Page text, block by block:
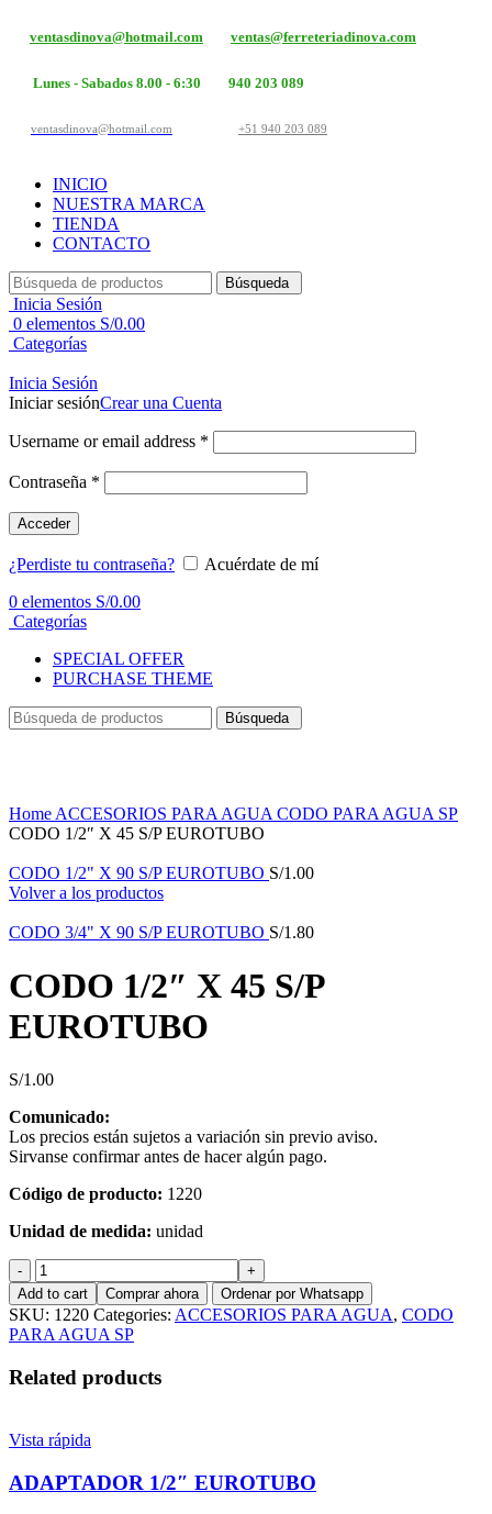
ventasdinova@hotmail.com ventas@ferreteriadinova.com
Lunes - Sabados 8.00 - 6:30 940 203 089
ventasdinova@hotmail.com +51 940 203 089
INICIO
NUESTRA MARCA
TIENDA
CONTACTO
Búsqueda
Inicia Sesión
0 elementos S/0.00
Categorías
Inicia Sesión
Iniciar sesiónCrear una Cuenta
Username or email address *
Contraseña *
Acceder
¿Perdiste tu contraseña?
Acuérdate de mí
0 elementos S/0.00
Categorías
SPECIAL OFFER
PURCHASE THEME
Búsqueda
Home ACCESORIOS PARA AGUA CODO PARA AGUA SP
CODO 1/2″ X 45 S/P EUROTUBO
CODO 1/2" X 90 S/P EUROTUBO S/1.00
Volver a los productos
CODO 3/4" X 90 S/P EUROTUBO S/1.80
CODO 1/2″ X 45 S/P
EUROTUBO
S/1.00
Comunicado:
Los precios están sujetos a variación sin previo aviso.
Sirvanse confirmar antes de hacer algún pago.
Código de producto: 1220
Unidad de medida: unidad
CODO
1/2"
X
45
S/P
EUROTUBO
quantity
Add to cart Comprar ahora Ordenar por Whatsapp
SKU: 1220 Categories: ACCESORIOS PARA AGUA, CODO
PARA AGUA SP
Related products
Vista rápida
ADAPTADOR 1/2″ EUROTUBO